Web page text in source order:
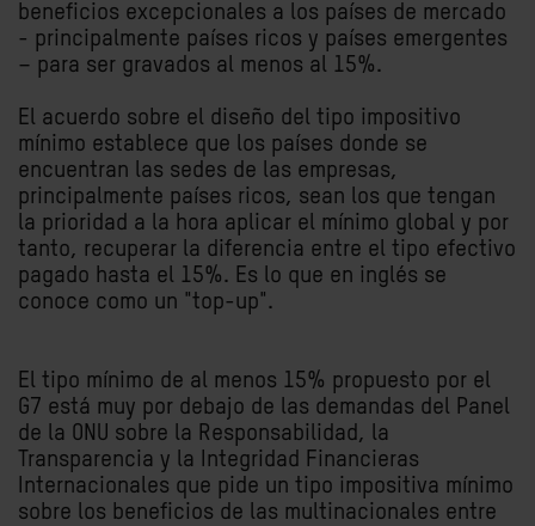
beneficios excepcionales a los países de mercado
- principalmente países ricos y países emergentes
– para ser gravados al menos al 15%.
El acuerdo sobre el diseño del tipo impositivo
mínimo establece que los países donde se
encuentran las sedes de las empresas,
principalmente países ricos, sean los que tengan
la prioridad a la hora aplicar el mínimo global y por
tanto, recuperar la diferencia entre el tipo efectivo
pagado hasta el 15%. Es lo que en inglés se
conoce como un "top-up".
El tipo mínimo de al menos 15% propuesto por el
G7 está muy por debajo de las demandas del Panel
de la ONU sobre la Responsabilidad, la
Transparencia y la Integridad Financieras
Internacionales que pide un tipo impositiva mínimo
sobre los beneficios de las multinacionales entre